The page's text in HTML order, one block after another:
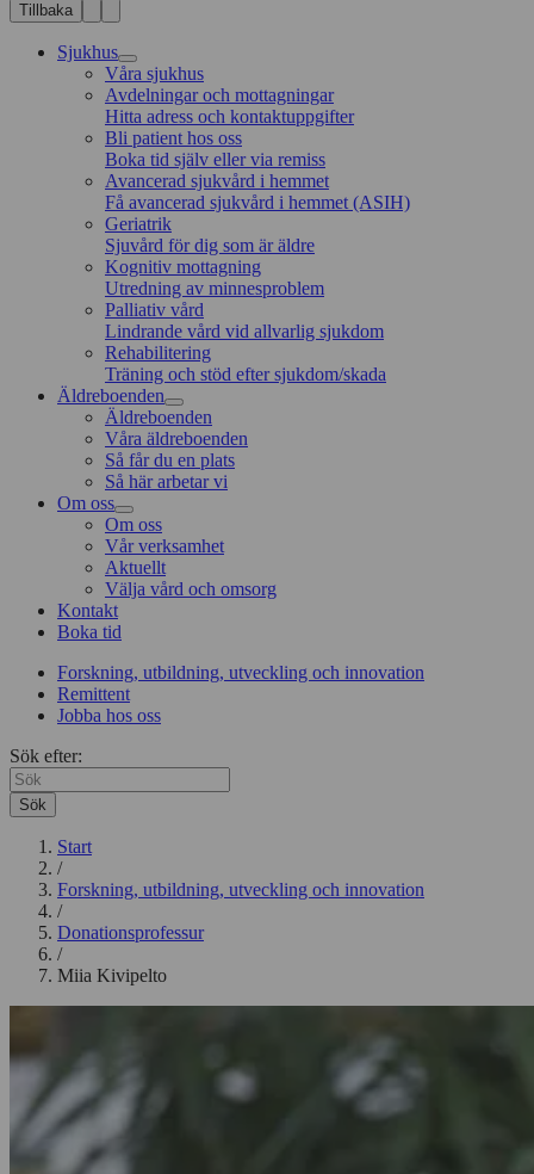
Tillbaka
Sjukhus
Våra sjukhus
Avdelningar och mottagningar
Hitta adress och kontaktuppgifter
Bli patient hos oss
Boka tid själv eller via remiss
Avancerad sjukvård i hemmet
Få avancerad sjukvård i hemmet (ASIH)
Geriatrik
Sjuvård för dig som är äldre
Kognitiv mottagning
Utredning av minnesproblem
Palliativ vård
Lindrande vård vid allvarlig sjukdom
Rehabilitering
Träning och stöd efter sjukdom/skada
Äldreboenden
Äldreboenden
Våra äldreboenden
Så får du en plats
Så här arbetar vi
Om oss
Om oss
Vår verksamhet
Aktuellt
Välja vård och omsorg
Kontakt
Boka tid
Forskning, utbildning, utveckling och innovation
Remittent
Jobba hos oss
Sök efter:
Sök
Start
/
Forskning, utbildning, utveckling och innovation
/
Donationsprofessur
/
Miia Kivipelto